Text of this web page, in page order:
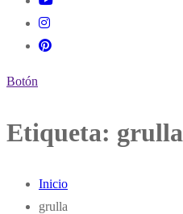
Botón
Etiqueta: grulla
Inicio
grulla